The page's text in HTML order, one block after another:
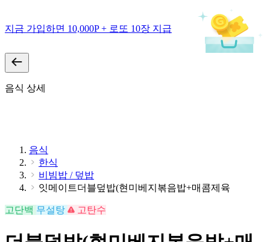
지금 가입하면 10,000P + 로또 10장 지급
음식 상세
음식
한식
비빔밥 / 덮밥
잇메이트더블덮밥(현미베지볶음밥+매콤제육
고단백 무설탕 고탄수